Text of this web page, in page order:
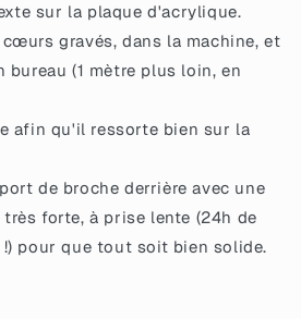
sur la plaque d'acrylique.
gravés, dans la machine, et
bureau (1 mètre plus loin, en
afin qu'il ressorte bien sur la
de broche derrière avec une
forte, à prise lente (24h de
pour que tout soit bien solide.